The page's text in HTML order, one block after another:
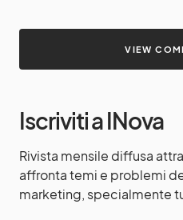
VIEW
Iscriviti a INova
Rivista mensile diffusa
affronta temi e problemi
marketing, specialmente